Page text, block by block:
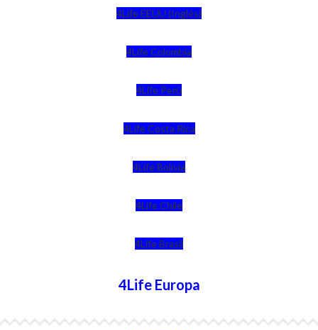
4Life EEUU (Inglés)
4Life Colombia
4Life Perú
4Life Costa Rica
4Life Bolivia
4Life Chile
4Life Brasil
4Life Europa